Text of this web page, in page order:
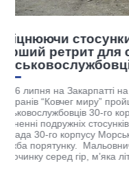
для
на
35-та
й […]
ХСП
підтримки
Християнська
гуманітарний
“ЛЮКС МУНДІ”
співробітництво.
освітніх програм,
супроводу та
ветеранів,
координатора ХСП
об’єднання